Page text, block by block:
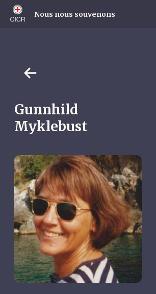
Skip
main
Nous nous souvenons
Gunnhild
Myklebust